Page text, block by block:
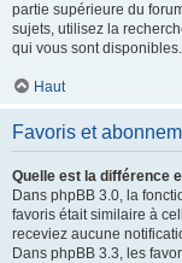
partie supérieure du
sujets, utilisez la
qui vous sont disponibles.
Haut
Favoris et
Quelle est la différence
Dans phpBB 3.0, la
favoris était similaire à
receviez aucune
Dans phpBB 3.3, les